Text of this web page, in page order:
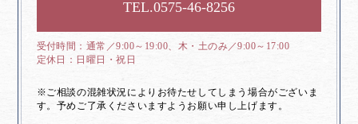
0575-46-8256
通常／9:00～19:00、木・土のみ／9:00～17:00
日曜日・祝日
※ご相談の混雑状況によりお待たせしてしまう場合がございま
す。予めご了承くださいますようお願い申し上げます。